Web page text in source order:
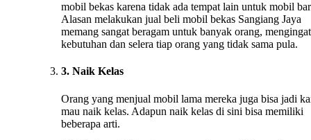
mobil bekas karena tidak ada tempat lain untuk mobil
Alasan melakukan jual beli mobil bekas Sangiang Jaya
memang sangat beragam untuk banyak orang, mengingat
kebutuhan dan selera tiap orang yang tidak sama pula.
3. Naik Kelas
Orang yang menjual mobil lama mereka juga bisa jadi
mau naik kelas. Adapun naik kelas di sini bisa memiliki
beberapa arti.